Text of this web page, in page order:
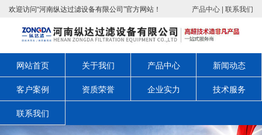
欢迎访问“河南纵达过滤设备有限公司”官方网站！ 产品中心 | 联系我们
网站首页 关于我们 产品中心 新闻动态
客户案例 资质荣誉 企业实力 技术服务
联系我们